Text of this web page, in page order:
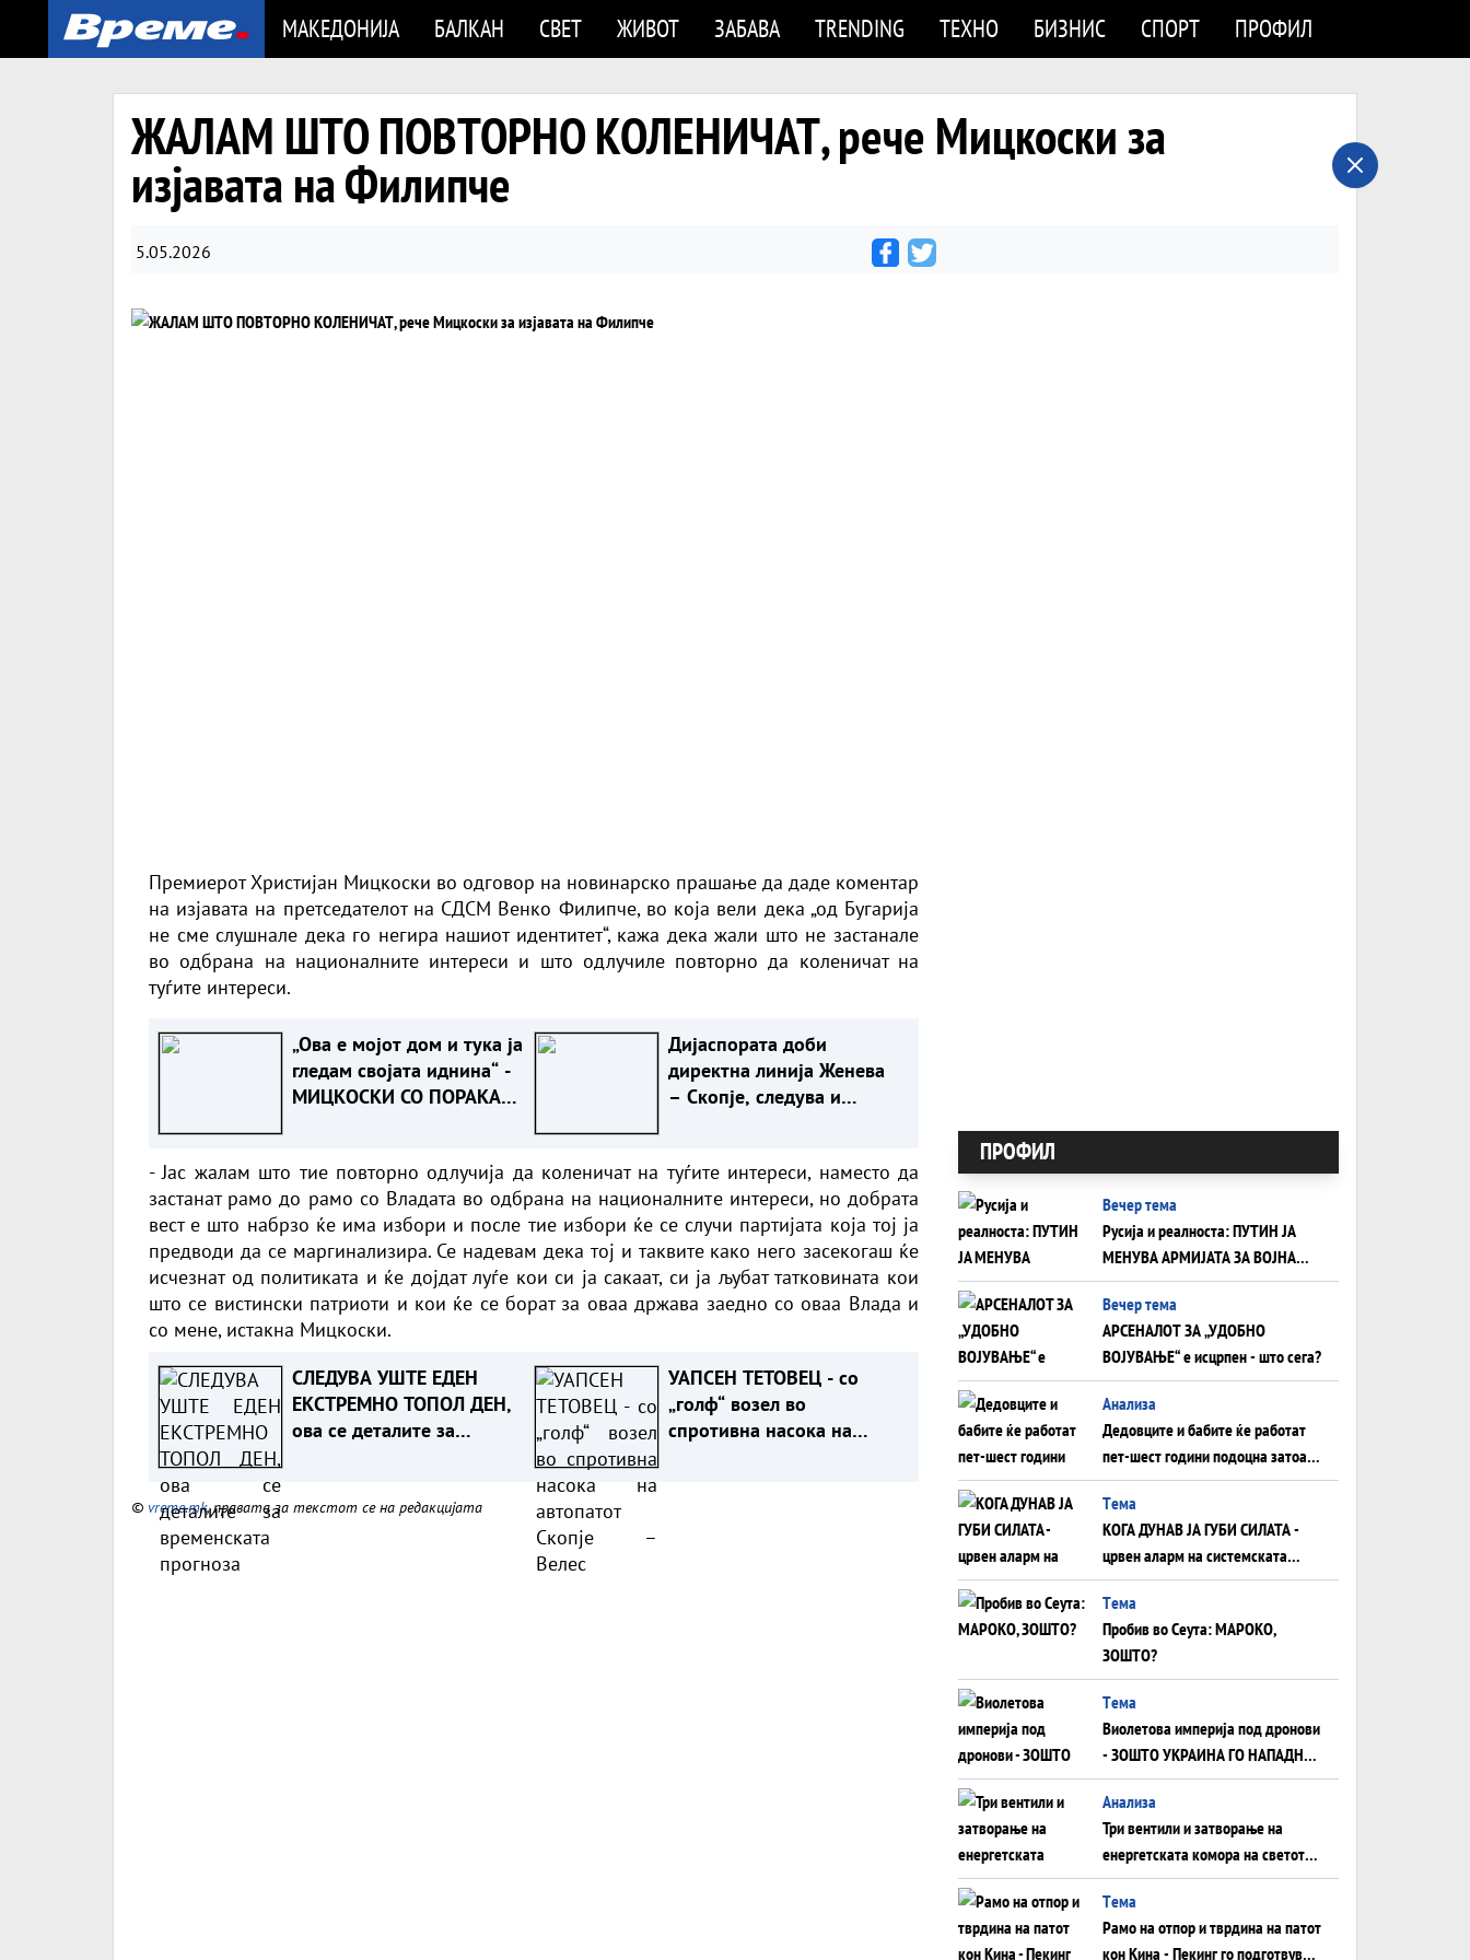
МАКЕДОНИЈА БАЛКАН СВЕТ ЖИВОТ ЗАБАВА TRENDING ТЕХНО БИЗНИС СПОРТ ПРОФИЛ
ЖАЛАМ ШТО ПОВТОРНО КОЛЕНИЧАТ, рече Мицкоски за
изјавата на Филипче
5.05.2026
Премиерот Христијан Мицкоски во одговор на новинарско прашање да даде коментар
на изјавата на претседателот на СДСМ Венко Филипче, во која вели дека „од Бугарија
не сме слушнале дека го негира нашиот идентитет“, кажа дека жали што не застанале
во одбрана на националните интереси и што одлучиле повторно да коленичат на
туѓите интереси.
„Ова е мојот дом и тука ја
гледам својата иднина“ -
МИЦКОСКИ СО ПОРАКА
Дијаспората доби
директна линија Женева
– Скопје, следува и
- Јас жалам што тие повторно одлучија да коленичат на туѓите интереси, наместо да
застанат рамо до рамо со Владата во одбрана на националните интереси, но добрата
вест е што набрзо ќе има избори и после тие избори ќе се случи партијата која тој ја
предводи да се маргинализира. Се надевам дека тој и таквите како него засекогаш ќе
исчезнат од политиката и ќе дојдат луѓе кои си ја сакаат, си ја љубат татковината кои
што се вистински патриоти и кои ќе се борат за оваа држава заедно со оваа Влада и
со мене, истакна Мицкоски.
СЛЕДУВА УШТЕ ЕДЕН
ЕКСТРЕМНО ТОПОЛ ДЕН,
ова се деталите за
УАПСЕН ТЕТОВЕЦ - со
„голф“ возел во
спротивна насока на
© vreme.mk, правата за текстот се на редакцијата
ПРОФИЛ
Вечер тема
Русија и реалноста: ПУТИН ЈА
МЕНУВА АРМИЈАТА ЗА ВОЈНА
ШТО ОСТАНУВА БЕЗ ФРОНТ
Вечер тема
АРСЕНАЛОТ ЗА „УДОБНО
ВОЈУВАЊЕ“ е исцрпен - што сега?
Анализа
Дедовците и бабите ќе работат
пет-шест години подоцна затоа
што НЕМААТ ВНУЦИ ДА ГИ
ЗАМЕНАТ
Tема
КОГА ДУНАВ ЈА ГУБИ СИЛАТА -
црвен аларм на системската
плоча од јужна Германија до
Црното Море...
Tема
Пробив во Сеута: МАРОКО,
ЗОШТО?
Tема
Виолетова империја под дронови
- ЗОШТО УКРАИНА ГО НАПАДНА
РУСКИОТ WILDBERRIES
Aнализа
Три вентили и затворање на
енергетската комора на светот:
Нападот во Суец најавува
глобален енергетски инфаркт?
Tема
Рамо на отпор и тврдина на патот
кон Кина - Пекинг го подготвува